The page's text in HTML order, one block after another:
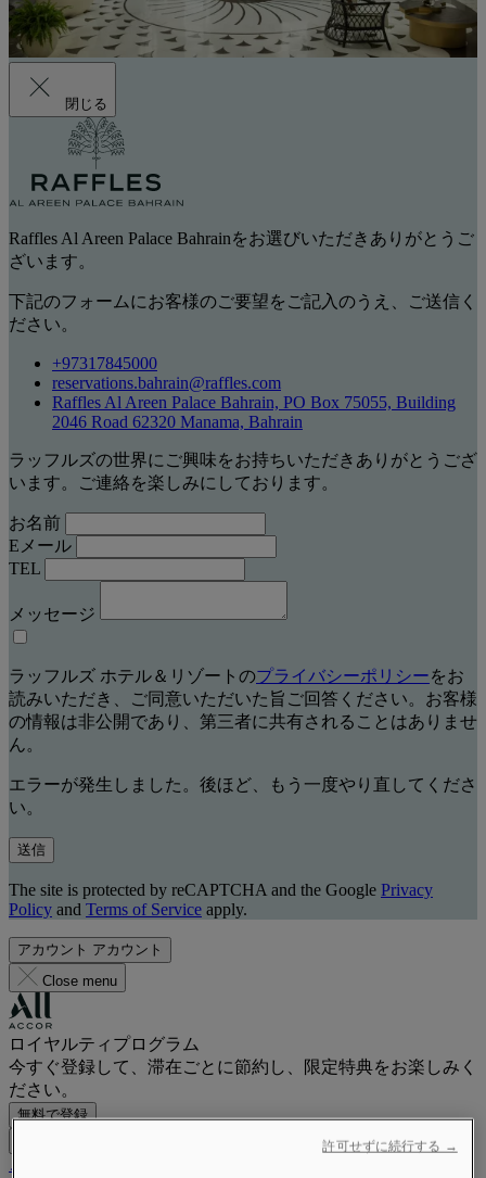
閉じる
Raffles Al Areen Palace Bahrainをお選びいただきありがとうご
ざいます。
下記のフォームにお客様のご要望をご記入のうえ、ご送信く
ださい。
+97317845000
reservations.bahrain@raffles.com
Raffles Al Areen Palace Bahrain, PO Box 75055, Building
2046 Road 62320 Manama, Bahrain
ラッフルズの世界にご興味をお持ちいただきありがとうござ
います。ご連絡を楽しみにしております。
お名前
Eメール
TEL
メッセージ
ラッフルズ ホテル＆リゾートのプライバシーポリシーをお
読みいただき、ご同意いただいた旨ご回答ください。お客様
の情報は非公開であり、第三者に共有されることはありませ
ん。
エラーが発生しました。後ほど、もう一度やり直してくださ
い。
送信
The site is protected by reCAPTCHA and the Google Privacy
Policy and Terms of Service apply.
アカウント アカウント
Close menu
ロイヤルティプログラム
今すぐ登録して、滞在ごとに節約し、限定特典をお楽しみく
ださい。
無料で登録
ご予約
許可せずに続行する →